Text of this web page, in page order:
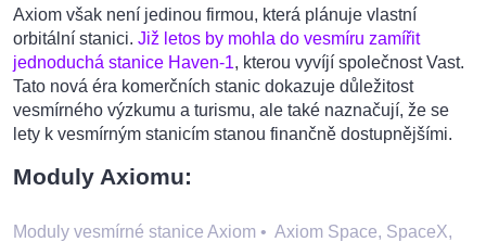
Axiom však není jedinou firmou, která plánuje vlastní
orbitální stanici. Již letos by mohla do vesmíru zamířit
jednoduchá stanice Haven-1, kterou vyvíjí společnost Vast.
Tato nová éra komerčních stanic dokazuje důležitost
vesmírného výzkumu a turismu, ale také naznačují, že se
lety k vesmírným stanicím stanou finančně dostupnějšími.
Moduly Axiomu:
Moduly vesmírné stanice Axiom • Axiom Space, SpaceX,